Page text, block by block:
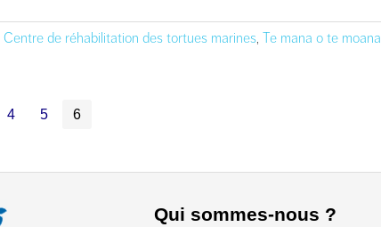
Centre de réhabilitation des tortues marines, Te mana o te moana
4 5 6
Qui sommes-nous ?